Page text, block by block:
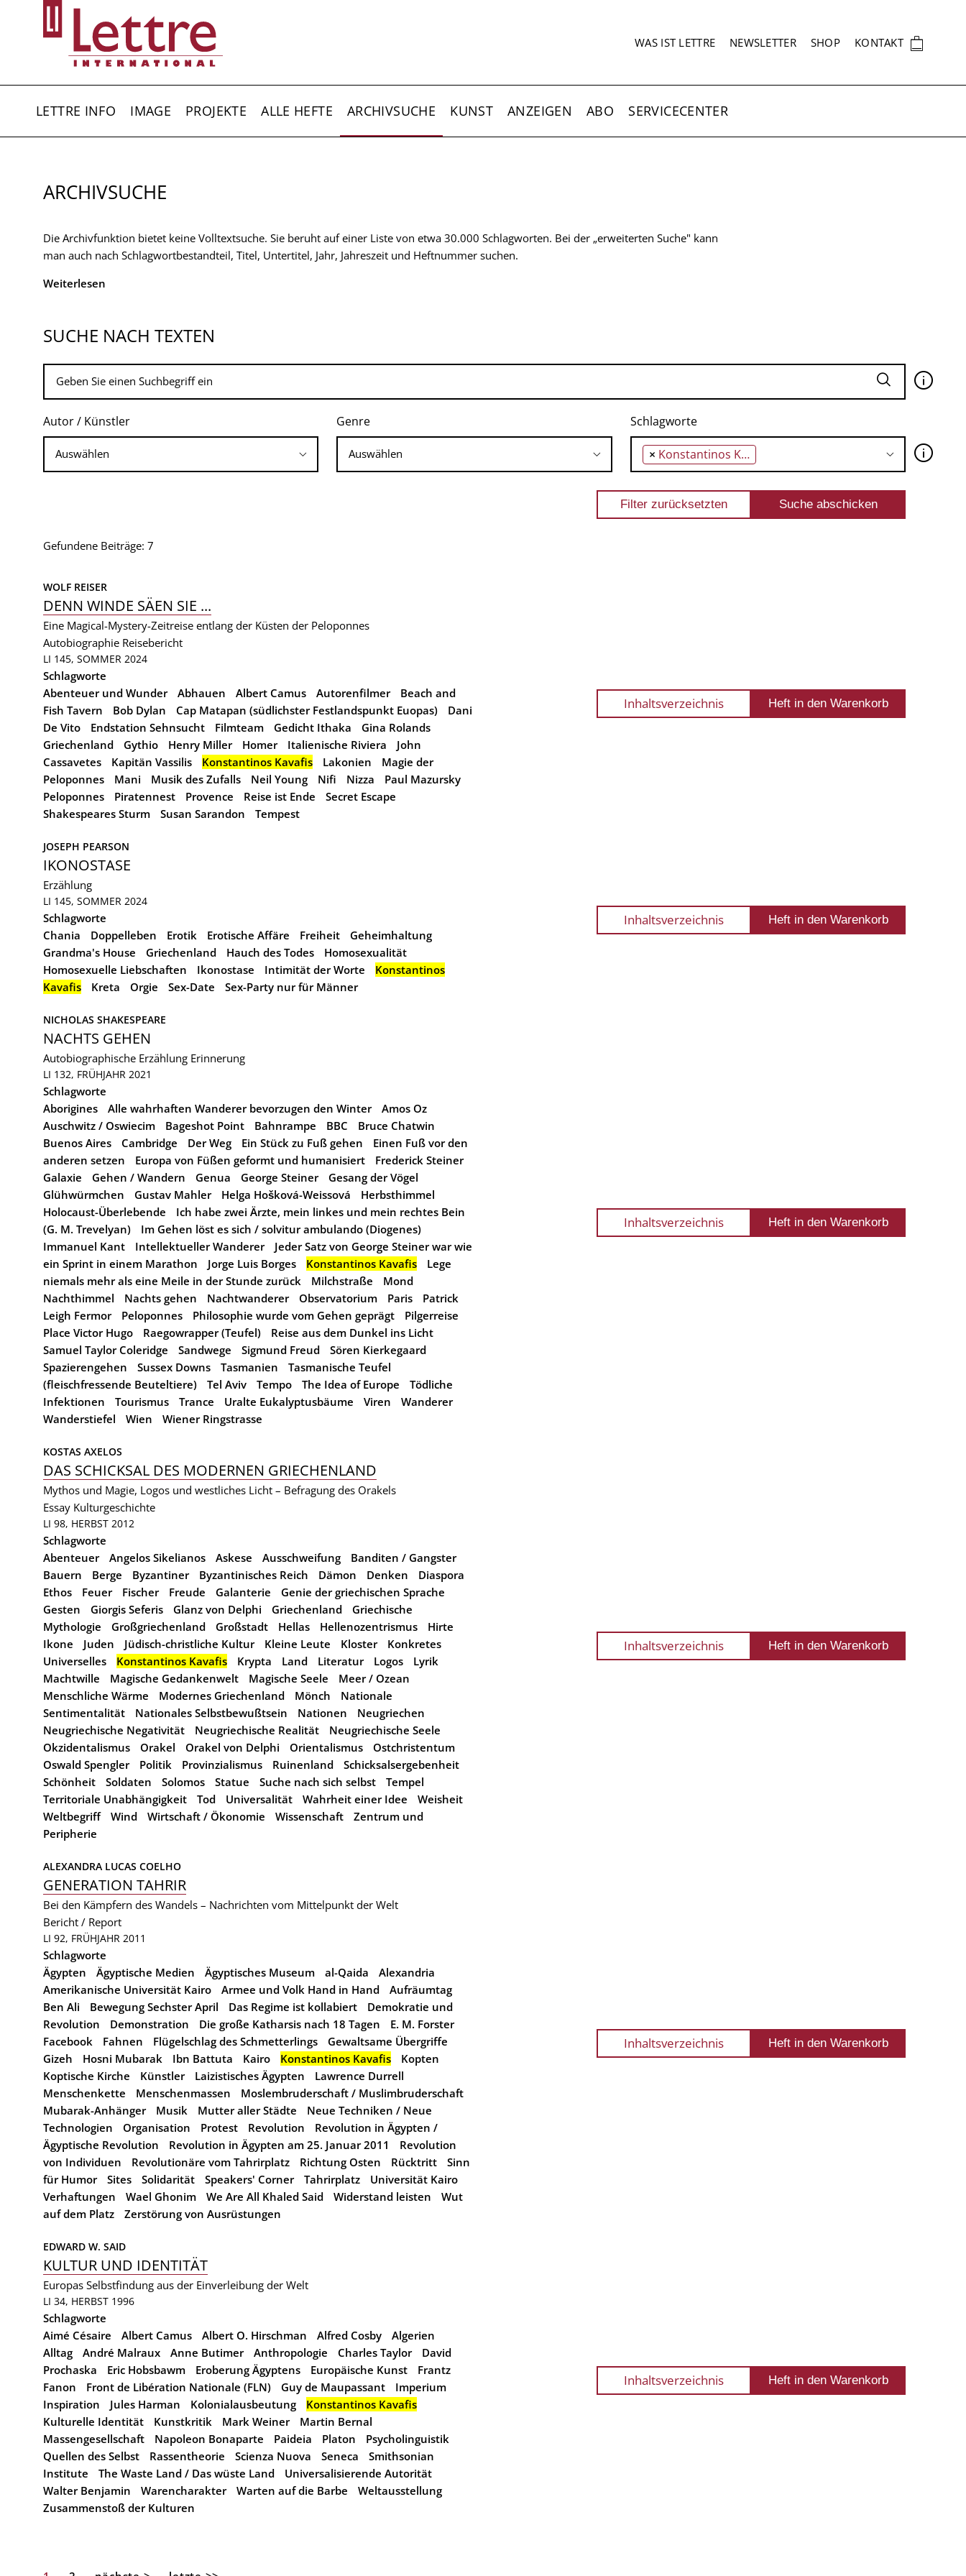
SEKUNDÄRNAVIGATION
WAS IST LETTRE NEWSLETTER SHOP KONTAKT 🛍
LETTRE INFO IMAGE PROJEKTE ALLE HEFTE ARCHIVSUCHE KUNST ANZEIGEN ABO SERVICECENTER
ARCHIVSUCHE
Die Archivfunktion bietet keine Volltextsuche. Sie beruht auf einer Liste von etwa 30.000 Schlagworten. Bei der „erweiterten Suche" kann
man auch nach Schlagwortbestandteil, Titel, Untertitel, Jahr, Jahreszeit und Heftnummer suchen.
Weiterlesen
SUCHE NACH TEXTEN
🛈
Autor / Künstler Genre Schlagworte
× Konstantinos Kavafis 🛈
Gefundene Beiträge: 7
WOLF REISER
DENN WINDE SÄEN SIE ...
Eine Magical-Mystery-Zeitreise entlang der Küsten der Peloponnes
Autobiographie Reisebericht
LI 145, SOMMER 2024
Schlagworte
Abenteuer und Wunder
Abhauen Albert Camus Autorenfilmer
Beach and
Fish Tavern
Bob Dylan Cap Matapan (südlichster Festlandspunkt Euopas)
Dani
De Vito
Endstation Sehnsucht Filmteam Gedicht Ithaka
Gina Rolands
Griechenland
Gythio Henry Miller Homer Italienische Riviera
John
Cassavetes
Kapitän Vassilis Konstantinos Kavafis Lakonien
Magie der
Peloponnes
Mani Musik des Zufalls Neil Young Nifi Nizza
Paul Mazursky
Peloponnes
Piratennest Provence Reise ist Ende
Secret Escape
Shakespeares Sturm
Susan Sarandon Tempest
Inhaltsverzeichnis
JOSEPH PEARSON
IKONOSTASE
Erzählung
LI 145, SOMMER 2024
Schlagworte
Chania
Doppelleben Erotik Erotische Affäre Freiheit
Geheimhaltung
Grandma's House
Griechenland Hauch des Todes
Homosexualität
Homosexuelle Liebschaften
Ikonostase Intimität der Worte
Konstantinos
Kavafis
Kreta Orgie Sex-Date Sex-Party nur für Männer
Inhaltsverzeichnis
NICHOLAS SHAKESPEARE
NACHTS GEHEN
Autobiographische Erzählung Erinnerung
LI 132, FRÜHJAHR 2021
Schlagworte
Aborigines
Alle wahrhaften Wanderer bevorzugen den Winter
Amos Oz
Auschwitz / Oswiecim
Bageshot Point Bahnrampe BBC
Bruce Chatwin
Buenos Aires
Cambridge Der Weg Ein Stück zu Fuß gehen
Einen Fuß vor den
anderen setzen
Europa von Füßen geformt und humanisiert
Frederick Steiner
Galaxie
Gehen / Wandern Genua George Steiner
Gesang der Vögel
Glühwürmchen
Gustav Mahler Helga Hošková-Weissová
Herbsthimmel
Holocaust-Überlebende
Ich habe zwei Ärzte, mein linkes und mein rechtes Bein
(G. M. Trevelyan)
Im Gehen löst es sich / solvitur ambulando (Diogenes)
Immanuel Kant
Intellektueller Wanderer
Jeder Satz von George Steiner war wie
ein Sprint in einem Marathon
Jorge Luis Borges Konstantinos Kavafis
Lege
niemals mehr als eine Meile in der Stunde zurück
Milchstraße
Mond
Nachthimmel
Nachts gehen Nachtwanderer Observatorium Paris
Patrick
Leigh Fermor
Peloponnes Philosophie wurde vom Gehen geprägt
Pilgerreise
Place Victor Hugo
Raegowrapper (Teufel)
Reise aus dem Dunkel ins Licht
Samuel Taylor Coleridge
Sandwege Sigmund Freud
Sören Kierkegaard
Spazierengehen
Sussex Downs Tasmanien
Tasmanische Teufel
(fleischfressende Beuteltiere)
Tel Aviv Tempo The Idea of Europe
Tödliche
Infektionen
Tourismus Trance Uralte Eukalyptusbäume Viren
Wanderer
Wanderstiefel
Wien Wiener Ringstrasse
Inhaltsverzeichnis
KOSTAS AXELOS
DAS SCHICKSAL DES MODERNEN GRIECHENLAND
Mythos und Magie, Logos und westliches Licht – Befragung des Orakels
Essay Kulturgeschichte
LI 98, HERBST 2012
Schlagworte
Abenteuer
Angelos Sikelianos Askese Ausschweifung
Banditen / Gangster
Bauern
Berge Byzantiner Byzantinisches Reich Dämon Denken
Diaspora
Ethos
Feuer Fischer Freude Galanterie
Genie der griechischen Sprache
Gesten
Giorgis Seferis Glanz von Delphi Griechenland
Griechische
Mythologie
Großgriechenland Großstadt Hellas Hellenozentrismus
Hirte
Ikone
Juden Jüdisch-christliche Kultur Kleine Leute Kloster
Konkretes
Universelles
Konstantinos Kavafis Krypta Land Literatur Logos
Lyrik
Machtwille
Magische Gedankenwelt Magische Seele
Meer / Ozean
Menschliche Wärme
Modernes Griechenland Mönch
Nationale
Sentimentalität
Nationales Selbstbewußtsein Nationen
Neugriechen
Neugriechische Negativität
Neugriechische Realität
Neugriechische Seele
Okzidentalismus
Orakel Orakel von Delphi Orientalismus
Ostchristentum
Oswald Spengler
Politik Provinzialismus Ruinenland
Schicksalsergebenheit
Schönheit
Soldaten Solomos Statue Suche nach sich selbst
Tempel
Territoriale Unabhängigkeit
Tod Universalität Wahrheit einer Idee
Weisheit
Weltbegriff
Wind Wirtschaft / Ökonomie Wissenschaft
Zentrum und
Peripherie
Inhaltsverzeichnis
ALEXANDRA LUCAS COELHO
GENERATION TAHRIR
Bei den Kämpfern des Wandels – Nachrichten vom Mittelpunkt der Welt
Bericht / Report
LI 92, FRÜHJAHR 2011
Schlagworte
Ägypten
Ägyptische Medien Ägyptisches Museum al-Qaida
Alexandria
Amerikanische Universität Kairo
Armee und Volk Hand in Hand
Aufräumtag
Ben Ali
Bewegung Sechster April Das Regime ist kollabiert
Demokratie und
Revolution
Demonstration Die große Katharsis nach 18 Tagen
E. M. Forster
Facebook
Fahnen Flügelschlag des Schmetterlings
Gewaltsame Übergriffe
Gizeh
Hosni Mubarak Ibn Battuta Kairo Konstantinos Kavafis
Kopten
Koptische Kirche
Künstler Laizistisches Ägypten
Lawrence Durrell
Menschenkette
Menschenmassen
Moslembruderschaft / Muslimbruderschaft
Mubarak-Anhänger
Musik Mutter aller Städte
Neue Techniken / Neue
Technologien
Organisation Protest Revolution
Revolution in Ägypten /
Ägyptische Revolution
Revolution in Ägypten am 25. Januar 2011
Revolution
von Individuen
Revolutionäre vom Tahrirplatz Richtung Osten Rücktritt
Sinn
für Humor
Sites Solidarität Speakers' Corner Tahrirplatz
Universität Kairo
Verhaftungen
Wael Ghonim We Are All Khaled Said Widerstand leisten
Wut
auf dem Platz
Zerstörung von Ausrüstungen
Inhaltsverzeichnis
EDWARD W. SAID
KULTUR UND IDENTITÄT
Europas Selbstfindung aus der Einverleibung der Welt
LI 34, HERBST 1996
Schlagworte
Aimé Césaire
Albert Camus Albert O. Hirschman Alfred Cosby
Algerien
Alltag
André Malraux Anne Butimer Anthropologie Charles Taylor
David
Prochaska
Eric Hobsbawm Eroberung Ägyptens Europäische Kunst
Frantz
Fanon
Front de Libération Nationale (FLN) Guy de Maupassant
Imperium
Inspiration
Jules Harman Kolonialausbeutung
Konstantinos Kavafis
Kulturelle Identität
Kunstkritik Mark Weiner
Martin Bernal
Massengesellschaft
Napoleon Bonaparte Paideia Platon
Psycholinguistik
Quellen des Selbst
Rassentheorie Scienza Nuova Seneca
Smithsonian
Institute
The Waste Land / Das wüste Land
Universalisierende Autorität
Walter Benjamin
Warencharakter Warten auf die Barbe
Weltausstellung
Zusammenstoß der Kulturen
Inhaltsverzeichnis